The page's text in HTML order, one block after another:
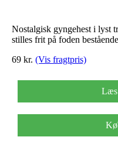
Nostalgisk gyngehest i lyst
stilles frit på foden
69 kr. (Vis fragtpris)
Læs